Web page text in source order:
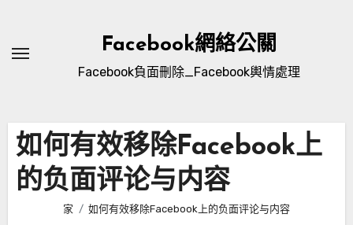
Facebook網絡公關
Facebook負面刪除_Facebook輿情處理
如何有效移除Facebook上
的负面评论与内容
家 如何有效移除Facebook上的负面评论与内容